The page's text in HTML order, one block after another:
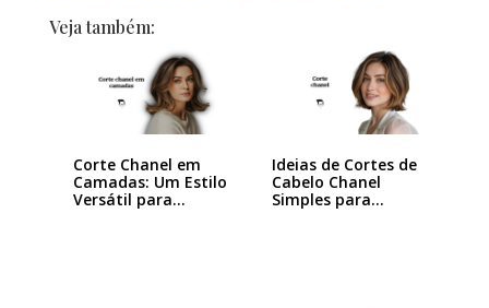
Veja também:
Corte Chanel em
Camadas: Um Estilo
Versátil para…
Ideias de Cortes de
Cabelo Chanel
Simples para…